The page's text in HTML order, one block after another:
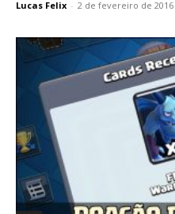
Lucas Felix - 2 de fevereiro de 2016